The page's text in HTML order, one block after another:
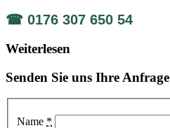
☎ 0176 307 650 54
Weiterlesen
Senden Sie uns Ihre Anfrage
Name *